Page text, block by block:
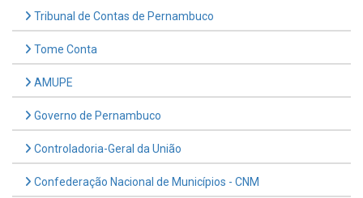
Tribunal de Contas de Pernambuco
Tome Conta
AMUPE
Governo de Pernambuco
Controladoria-Geral da União
Confederação Nacional de Municípios - CNM